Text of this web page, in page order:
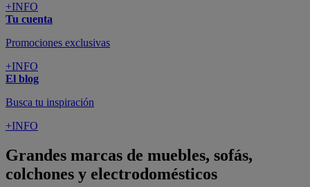
+INFO
Tu cuenta
Promociones exclusivas
+INFO
El blog
Busca tu inspiración
+INFO
Grandes marcas de muebles, sofás,
colchones y electrodomésticos